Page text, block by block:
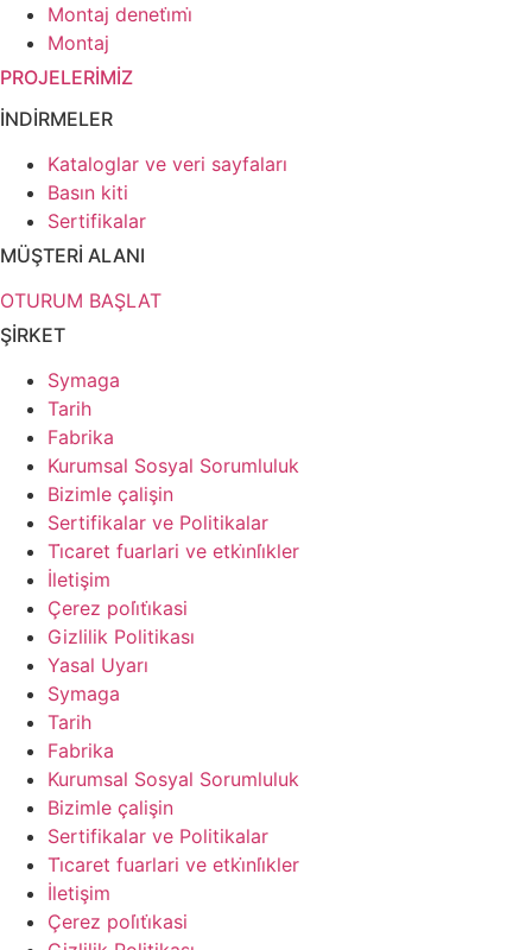
Montaj deneti̇mi̇
Montaj
PROJELERİMİZ
İNDİRMELER
Kataloglar ve veri sayfaları
Basın kiti
Sertifikalar
MÜŞTERİ ALANI
OTURUM BAŞLAT
ŞİRKET
Symaga
Tarih
Fabrika
Kurumsal Sosyal Sorumluluk
Bizimle çalişin
Sertifikalar ve Politikalar
Ti̇caret fuarlari ve etki̇nli̇kler
İletişim
Çerez poli̇ti̇kasi
Gizlilik Politikası
Yasal Uyarı
Symaga
Tarih
Fabrika
Kurumsal Sosyal Sorumluluk
Bizimle çalişin
Sertifikalar ve Politikalar
Ti̇caret fuarlari ve etki̇nli̇kler
İletişim
Çerez poli̇ti̇kasi